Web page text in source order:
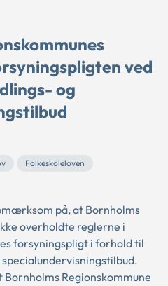
ved
og
Folkeskoleloven
på, at Bornholms
overholdte reglerne i
forsyningspligt i forhold til
Regionskommune